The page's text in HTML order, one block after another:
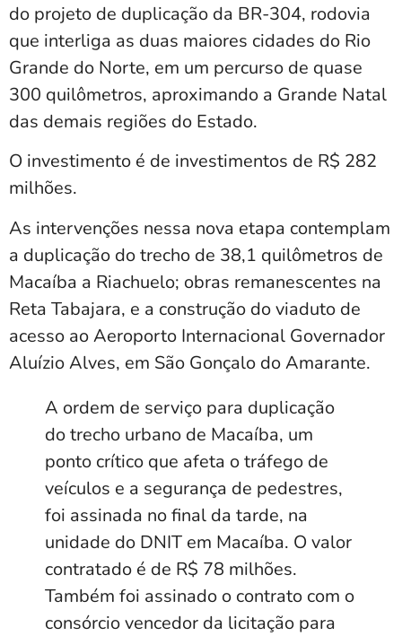
do projeto de duplicação da BR-304, rodovia
que interliga as duas maiores cidades do Rio
Grande do Norte, em um percurso de quase
300 quilômetros, aproximando a Grande Natal
das demais regiões do Estado.
O investimento é de investimentos de R$ 282
milhões.
As intervenções nessa nova etapa contemplam
a duplicação do trecho de 38,1 quilômetros de
Macaíba a Riachuelo; obras remanescentes na
Reta Tabajara, e a construção do viaduto de
acesso ao Aeroporto Internacional Governador
Aluízio Alves, em São Gonçalo do Amarante.
A ordem de serviço para duplicação
do trecho urbano de Macaíba, um
ponto crítico que afeta o tráfego de
veículos e a segurança de pedestres,
foi assinada no final da tarde, na
unidade do DNIT em Macaíba. O valor
contratado é de R$ 78 milhões.
Também foi assinado o contrato com o
consórcio vencedor da licitação para